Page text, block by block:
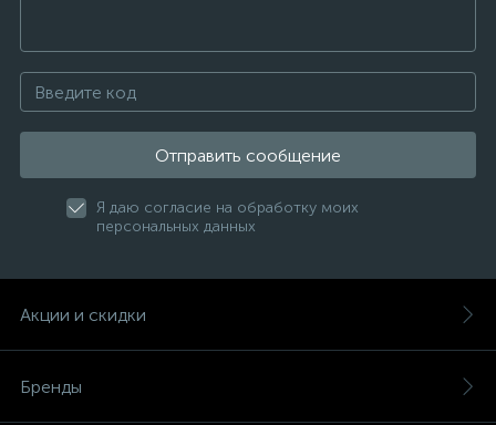
Отправить сообщение
Я даю согласие на обработку моих
персональных данных
Акции и скидки
Бренды